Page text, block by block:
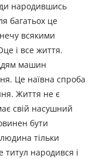
народившись
багатьох це
всякими
і все життя.
машин
Це наївна спроба
Життя не є
свій насушний
бути
тільки
титул народився і